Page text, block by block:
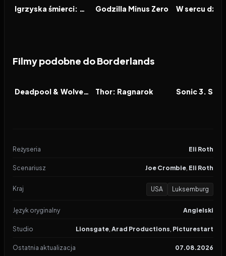
FILM Igrzyska śmierci: Wschód słońca w dniu dożynek FILM
Godzilla Minus Zero FILM
W sercu
Filmy podobne do Borderlands
FILM Deadpool & Wolverine FILM
Thor: Ragnarok FILM
Reżyseria Eli Roth
Scenariusz Joe Crombie, Eli Roth
Kraj USA Luksemburg
Język oryginalny Angielski
Studio Lionsgate, Arad Productions, Picturestart
Ostatnia aktualizacja 07.08.2026